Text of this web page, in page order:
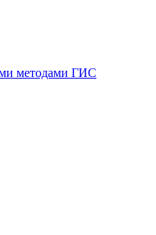
методами ГИС